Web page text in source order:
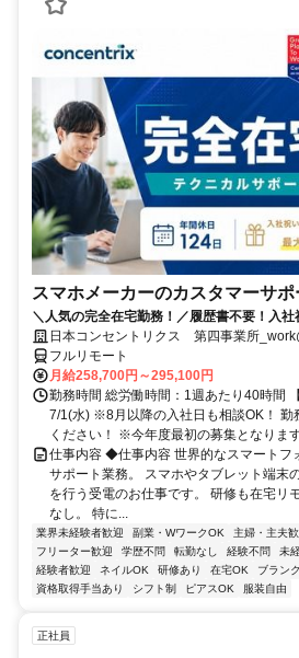
スマホメーカーのカスタマーサポ
＼人気の完全在宅勤務！／履歴書不要！入
大5万円支給！入社手続きから研修・業務と
お住まいに関係なく働くことが出来る環境で
日本コンセントリクス 第四事業所
フルリモート
月給258,700円～295,100円
勤務時間 総労働時間：1週あたり40時間
7/1(水) ※8月以降の入社日も相談OK！ 勤
ください！ ※今年度最初の募集となりま
仕事内容 ◆仕事内容 世界的なスマートフ
サポート業務。 スマホやタブレット端末
を行う受電のお仕事です。 研修も在宅リ
なし。 特に...
業界未経験者歓迎 副業・WワークOK 主婦・主夫
フリーター歓迎
学歴不問 転勤なし 経験不問 未
経験者歓迎
ネイルOK 研修あり 在宅OK ブラン
資格取得手当あり
シフト制 ピアスOK 服装自由
正社員